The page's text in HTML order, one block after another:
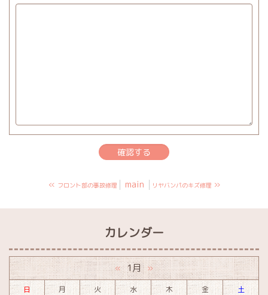
« フロント部の事故修理 main リヤバンパのキズ修理 »
カレンダー
« 1月 »
日 月 火 水 木 金 土